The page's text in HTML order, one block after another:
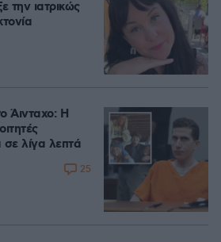
την ιατρικώς
Άινταχο: Η
λίγα λεπτά
25